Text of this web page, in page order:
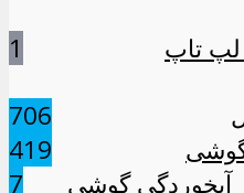
تاپ
1
706
419
آبخوردگی گوشی
7